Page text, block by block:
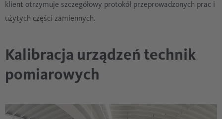
klient otrzymuje szczegółowy protokół przeprowadzonych prac i
użytych części zamiennych.
Kalibracja urządzeń technik
pomiarowych